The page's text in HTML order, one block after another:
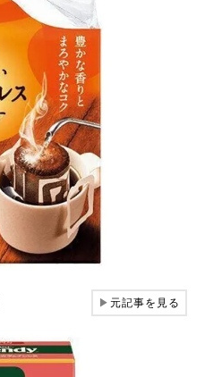
▶元記事を見る